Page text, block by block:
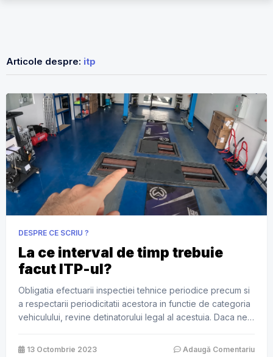
Articole despre: itp
DESPRE CE SCRIU ?
La ce interval de timp trebuie
facut ITP-ul?
Obligatia efectuarii inspectiei tehnice periodice precum si
a respectarii periodicitatii acestora in functie de categoria
vehiculului, revine detinatorului legal al acestuia. Daca ne
ani pentru autoturisme de uz personal sau commercial, 6
13 Octombrie 2023 Adaugă Comentariu